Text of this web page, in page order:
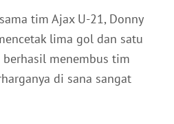
tim Ajax U-21, Donny
lima gol dan satu
menembus tim
di sana sangat